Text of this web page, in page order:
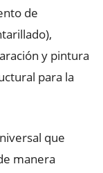
de
y pintura
para la
que
manera